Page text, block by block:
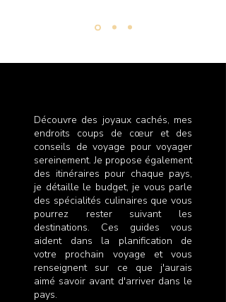
Découvre des joyaux cachés, mes
endroits coups de cœur et des
conseils de voyage pour voyager
sereinement. Je propose également
des itinéraires pour chaque pays,
je détaille le budget, je vous parle
des spécialités culinaires que vous
pourrez rester suivant les
destinations. Ces guides vous
aident dans la planification de
votre prochain voyage et vous
renseignent sur ce que j'aurais
aimé savoir avant d'arriver dans le
pays.